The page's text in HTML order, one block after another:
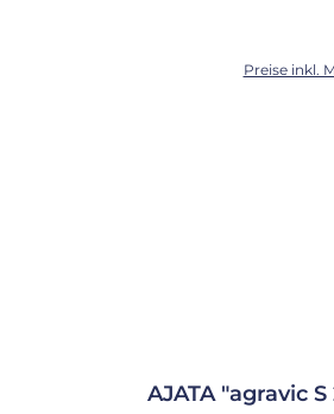
sich problemlos kürzen. Achte
Preise inkl.
AJATA "agravic